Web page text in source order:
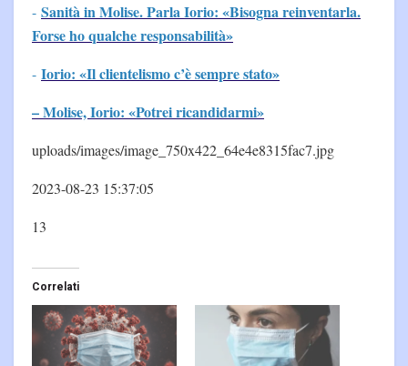
- Sanità in Molise. Parla Iorio: «Bisogna reinventarla.
Forse ho qualche responsabilità»
- Iorio: «Il clientelismo c’è sempre stato»
– Molise, Iorio: «Potrei ricandidarmi»
uploads/images/image_750x422_64e4e8315fac7.jpg
2023-08-23 15:37:05
13
Correlati